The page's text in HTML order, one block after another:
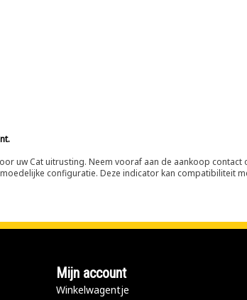
uw Cat uitrusting. Neem vooraf aan de aankoop contact
configuratie. Deze indicator kan compatibiliteit
Mijn account
Winkelwagentje